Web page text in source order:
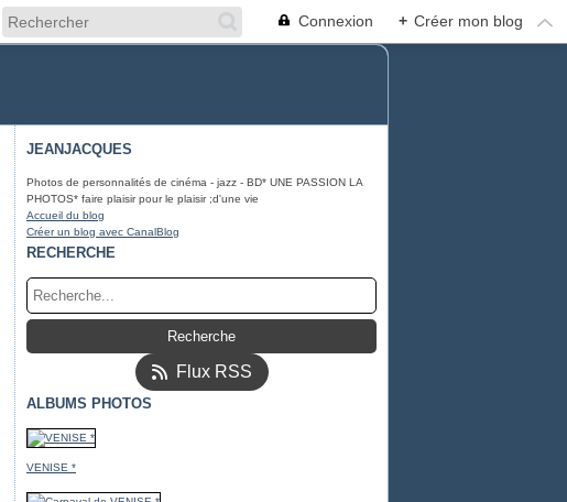
Connexion + Créer mon blog
JEANJACQUES
Photos de personnalités de cinéma - jazz - BD* UNE PASSION LA
PHOTOS* faire plaisir pour le plaisir ;d'une vie
Accueil du blog
Créer un blog avec CanalBlog
RECHERCHE
Flux RSS
ALBUMS PHOTOS
VENISE *